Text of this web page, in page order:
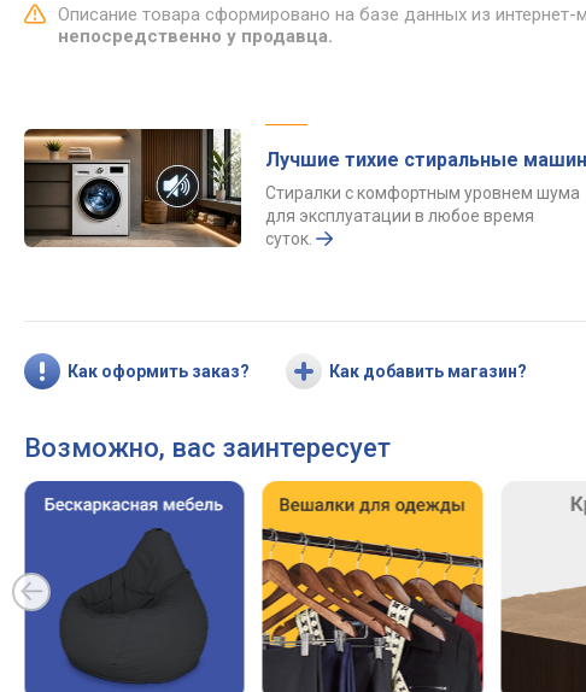
Описание товара сформировано на базе данных из интернет-
непосредственно у продавца.
Лучшие тихие стиральные
Стиралки с комфортным уровнем шума
для эксплуатации в любое время
суток.
Как оформить заказ? Как добавить магазин?
Возможно, вас заинтересует